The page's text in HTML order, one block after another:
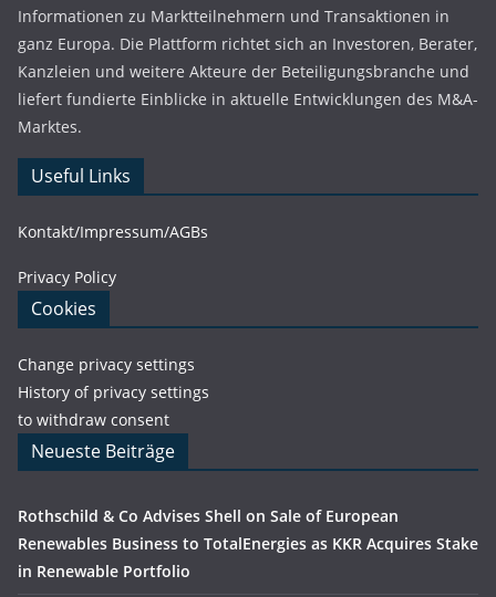
Informationen zu Marktteilnehmern und Transaktionen in
ganz Europa. Die Plattform richtet sich an Investoren, Berater,
Kanzleien und weitere Akteure der Beteiligungsbranche und
liefert fundierte Einblicke in aktuelle Entwicklungen des M&A-
Marktes.
Useful Links
Kontakt/Impressum/AGBs
Privacy Policy
Cookies
Change privacy settings
History of privacy settings
to withdraw consent
Neueste Beiträge
Rothschild & Co Advises Shell on Sale of European
Renewables Business to TotalEnergies as KKR Acquires Stake
in Renewable Portfolio